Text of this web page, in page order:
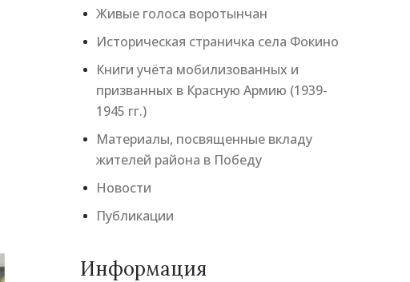
Живые голоса воротынчан
Историческая страничка села Фокино
Книги учёта мобилизованных и
призванных в Красную Армию (1939-
1945 гг.)
Материалы, посвященные вкладу
жителей района в Победу
Новости
Публикации
Информация